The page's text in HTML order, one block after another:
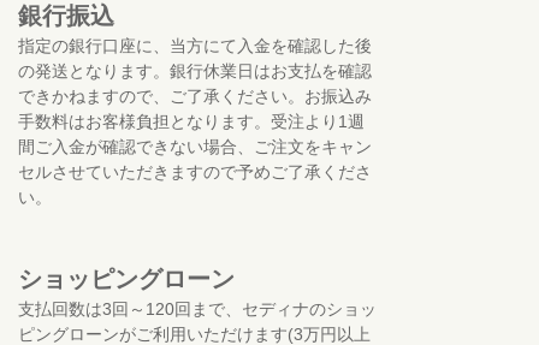
銀行振込
指定の銀行口座に、当方にて入金を確認した後
の発送となります。銀行休業日はお支払を確認
できかねますので、ご了承ください。お振込み
手数料はお客様負担となります。受注より1週
間ご入金が確認できない場合、ご注文をキャン
セルさせていただきますので予めご了承くださ
い。
ショッピングローン
支払回数は3回～120回まで、セディナのショッ
ピングローンがご利用いただけます(3万円以上